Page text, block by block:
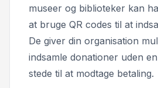
museer og biblioteker kan
at bruge QR codes til at
De giver din organisation
indsamle donationer uden
stede til at modtage betaling.